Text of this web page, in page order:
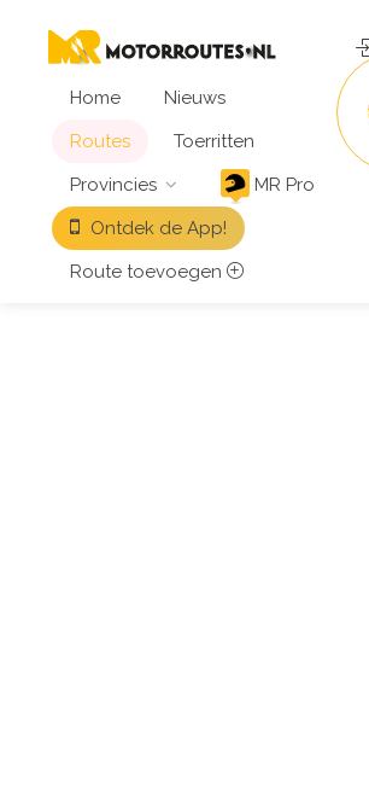
Home
Nieuws
Routes
Toerritten
Provincies
MR Pro
Ontdek de App!
Route toevoegen